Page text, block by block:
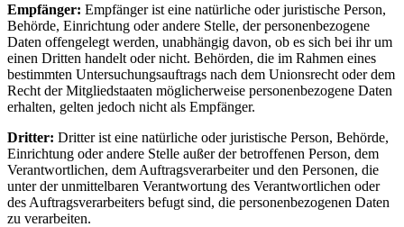
Empfänger: Empfänger ist eine natürliche oder juristische Person,
Behörde, Einrichtung oder andere Stelle, der personenbezogene
Daten offengelegt werden, unabhängig davon, ob es sich bei ihr um
einen Dritten handelt oder nicht. Behörden, die im Rahmen eines
bestimmten Untersuchungsauftrags nach dem Unionsrecht oder dem
Recht der Mitgliedstaaten möglicherweise personenbezogene Daten
erhalten, gelten jedoch nicht als Empfänger.
Dritter: Dritter ist eine natürliche oder juristische Person, Behörde,
Einrichtung oder andere Stelle außer der betroffenen Person, dem
Verantwortlichen, dem Auftragsverarbeiter und den Personen, die
unter der unmittelbaren Verantwortung des Verantwortlichen oder
des Auftragsverarbeiters befugt sind, die personenbezogenen Daten
zu verarbeiten.